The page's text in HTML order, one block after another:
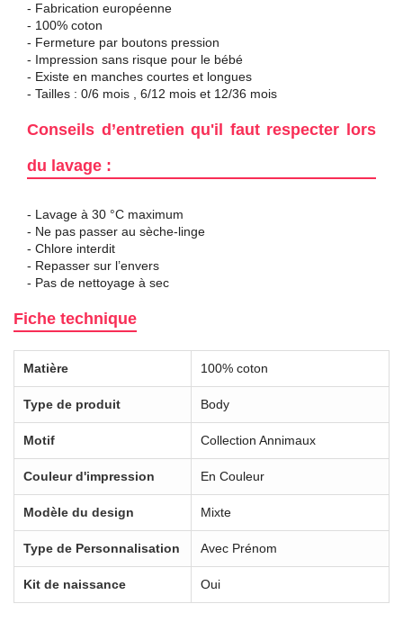
- Fabrication européenne
- 100% coton
- Fermeture par boutons pression
- Impression sans risque pour le bébé
- Existe en manches courtes et longues
- Tailles : 0/6 mois , 6/12 mois et 12/36 mois
Conseils d’entretien qu'il faut respecter lors
du lavage :
- Lavage à 30 °C maximum
- Ne pas passer au sèche-linge
- Chlore interdit
- Repasser sur l’envers
- Pas de nettoyage à sec
Fiche technique
Matière 100% coton
Type de produit Body
Motif Collection Annimaux
Couleur d'impression En Couleur
Modèle du design Mixte
Type de Personnalisation Avec Prénom
Kit de naissance Oui